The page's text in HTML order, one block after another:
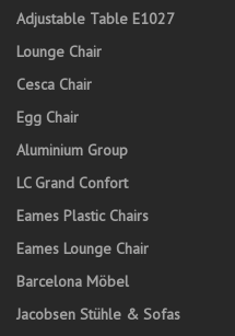
Adjustable Table E1027
Lounge Chair
Cesca Chair
Egg Chair
Aluminium Group
LC Grand Confort
Eames Plastic Chairs
Eames Lounge Chair
Barcelona Möbel
Jacobsen Stühle & Sofas